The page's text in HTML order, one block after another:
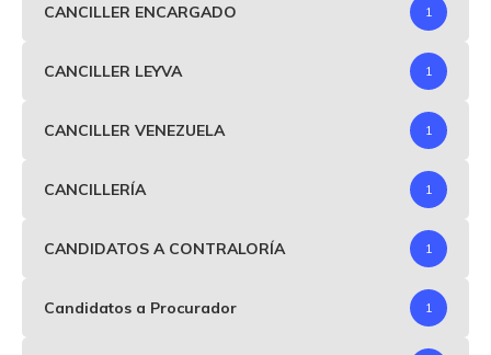
CANCILLER ENCARGADO 1
CANCILLER LEYVA 1
CANCILLER VENEZUELA 1
CANCILLERÍA 1
CANDIDATOS A CONTRALORÍA 1
Candidatos a Procurador 1